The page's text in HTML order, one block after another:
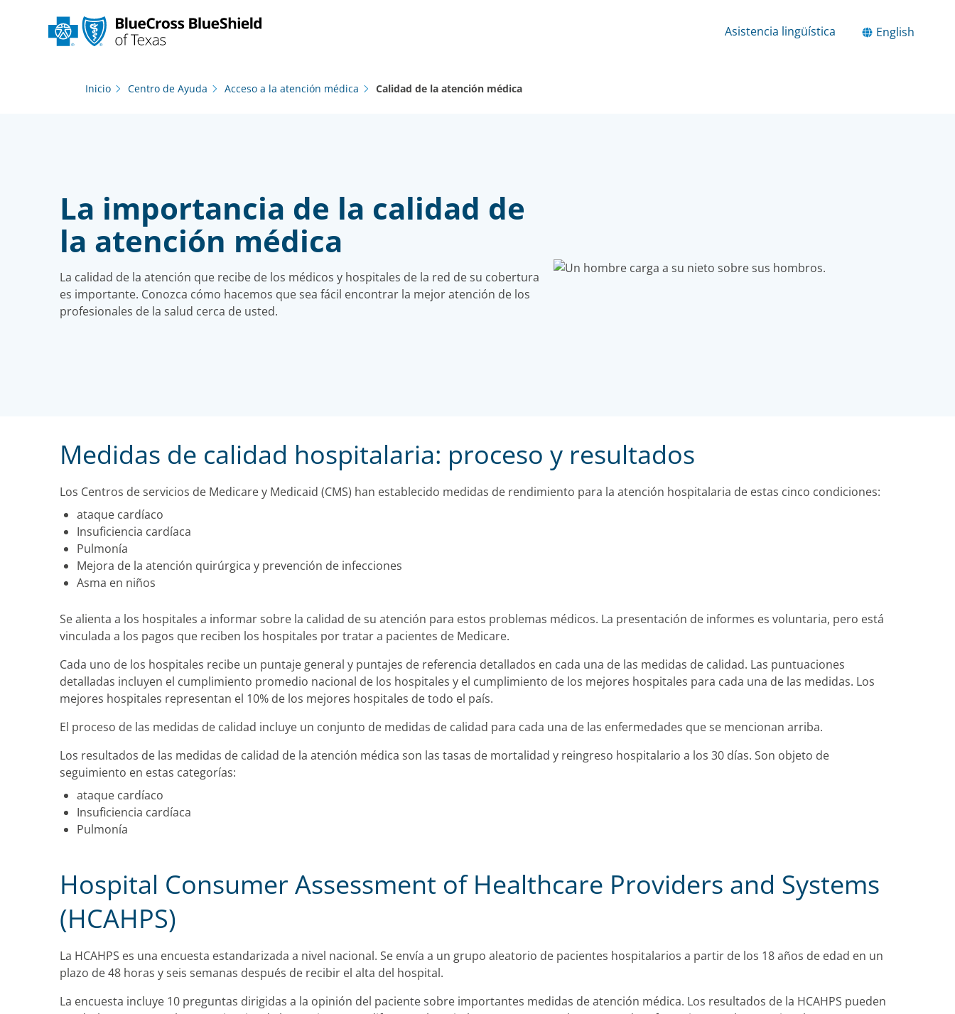
Asistencia lingüística English
Inicio Centro de Ayuda Acceso a la atención médica Calidad de la atención médica
La importancia de la calidad de
la atención médica
La calidad de la atención que recibe de los médicos y hospitales de la red de su cobertura
es importante. Conozca cómo hacemos que sea fácil encontrar la mejor atención de los
profesionales de la salud cerca de usted.
Medidas de calidad hospitalaria: proceso y resultados
Los Centros de servicios de Medicare y Medicaid (CMS) han establecido medidas de rendimiento para la atención hospitalaria de estas cinco condiciones:
ataque cardíaco
Insuficiencia cardíaca
Pulmonía
Mejora de la atención quirúrgica y prevención de infecciones
Asma en niños
Se alienta a los hospitales a informar sobre la calidad de su atención para estos problemas médicos. La presentación de informes es voluntaria, pero está
vinculada a los pagos que reciben los hospitales por tratar a pacientes de Medicare.
Cada uno de los hospitales recibe un puntaje general y puntajes de referencia detallados en cada una de las medidas de calidad. Las puntuaciones
detalladas incluyen el cumplimiento promedio nacional de los hospitales y el cumplimiento de los mejores hospitales para cada una de las medidas. Los
mejores hospitales representan el 10% de los mejores hospitales de todo el país.
El proceso de las medidas de calidad incluye un conjunto de medidas de calidad para cada una de las enfermedades que se mencionan arriba.
Los resultados de las medidas de calidad de la atención médica son las tasas de mortalidad y reingreso hospitalario a los 30 días. Son objeto de
seguimiento en estas categorías:
ataque cardíaco
Insuficiencia cardíaca
Pulmonía
Hospital Consumer Assessment of Healthcare Providers and Systems
(HCAHPS)
La HCAHPS es una encuesta estandarizada a nivel nacional. Se envía a un grupo aleatorio de pacientes hospitalarios a partir de los 18 años de edad en un
plazo de 48 horas y seis semanas después de recibir el alta del hospital.
La encuesta incluye 10 preguntas dirigidas a la opinión del paciente sobre importantes medidas de atención médica. Los resultados de la HCAHPS pueden